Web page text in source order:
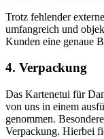
Trotz fehlender
umfangreich und
Kunden eine genaue
4. Verpackung
Das Kartenetui für
von uns in einem
genommen.
Verpackung. Hierbei